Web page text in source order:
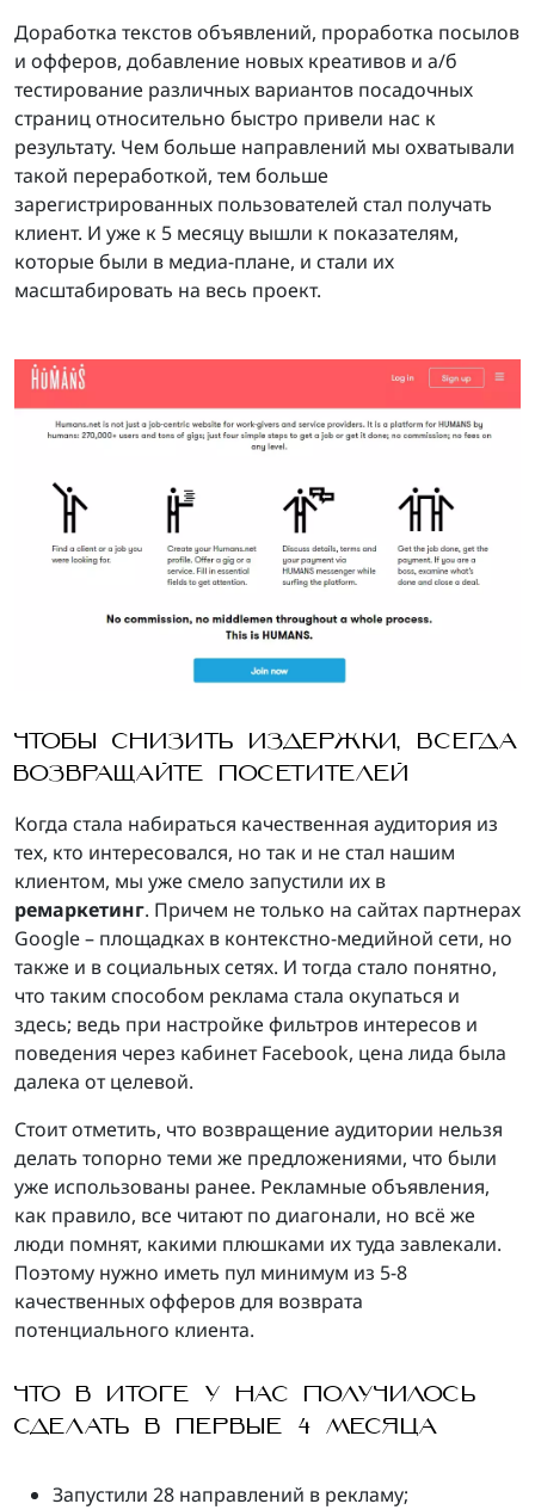
Доработка текстов объявлений, проработка посылов
и офферов, добавление новых креативов и а/б
тестирование различных вариантов посадочных
страниц относительно быстро привели нас к
результату. Чем больше направлений мы охватывали
такой переработкой, тем больше
зарегистрированных пользователей стал получать
клиент. И уже к 5 месяцу вышли к показателям,
которые были в медиа-плане, и стали их
масштабировать на весь проект.
ЧТОБЫ СНИЗИТЬ ИЗДЕРЖКИ, ВСЕГДА
ВОЗВРАЩАЙТЕ ПОСЕТИТЕЛЕЙ
Когда стала набираться качественная аудитория из
тех, кто интересовался, но так и не стал нашим
клиентом, мы уже смело запустили их в
ремаркетинг. Причем не только на сайтах партнерах
Google – площадках в контекстно-медийной сети, но
также и в социальных сетях. И тогда стало понятно,
что таким способом реклама стала окупаться и
здесь; ведь при настройке фильтров интересов и
поведения через кабинет Facebook, цена лида была
далека от целевой.
Стоит отметить, что возвращение аудитории нельзя
делать топорно теми же предложениями, что были
уже использованы ранее. Рекламные объявления,
как правило, все читают по диагонали, но всё же
люди помнят, какими плюшками их туда завлекали.
Поэтому нужно иметь пул минимум из 5-8
качественных офферов для возврата
потенциального клиента.
ЧТО В ИТОГЕ У НАС ПОЛУЧИЛОСЬ
СДЕЛАТЬ В ПЕРВЫЕ 4 МЕСЯЦА
Запустили 28 направлений в рекламу;